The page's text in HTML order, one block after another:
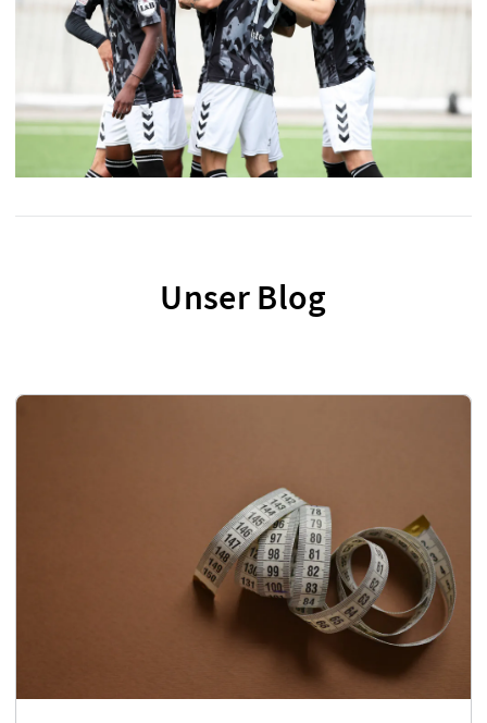
Unser Blog